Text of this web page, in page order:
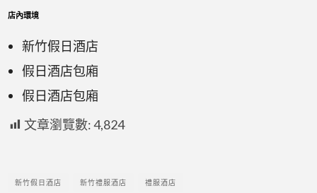
店內環境
新竹假日酒店
假日酒店包廂
假日酒店包廂
文章瀏覽數:4,824
新竹假日酒店 新竹禮服酒店 禮服酒店